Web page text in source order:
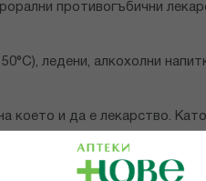
противогъбични
ледени, алкохолни
което и да е лекарство.
на този лекарствен